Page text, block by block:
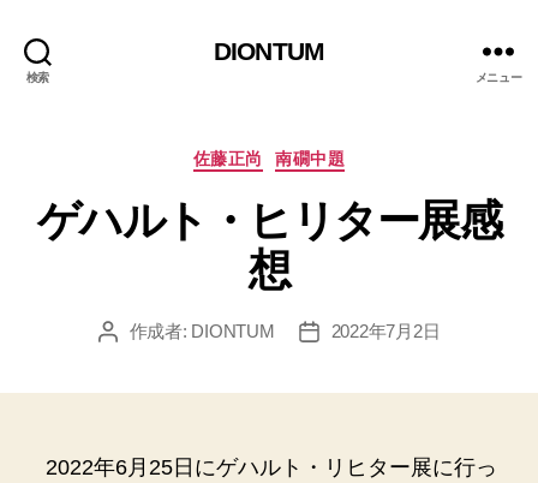
検索
DIONTUM
メニュー
カ
ゴ
リ
ー
佐藤正尚 南礀中題
ゲハルト・ヒリター展感
想
投 作成者: DIONTUM
投
2022年7月2日
2022年6月25日にゲハルト・リヒター展に行っ